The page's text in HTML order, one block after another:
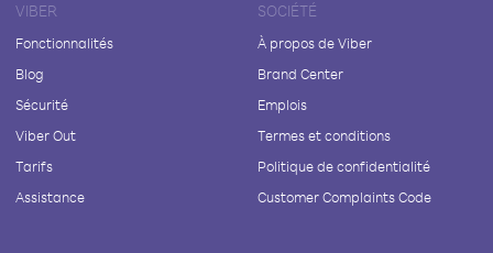
VIBER
Fonctionnalités
Blog
Sécurité
Viber Out
Tarifs
Assistance
SOCIÉTÉ
À propos de Viber
Brand Center
Emplois
Termes et conditions
Politique de confidentialité
Customer Complaints Code